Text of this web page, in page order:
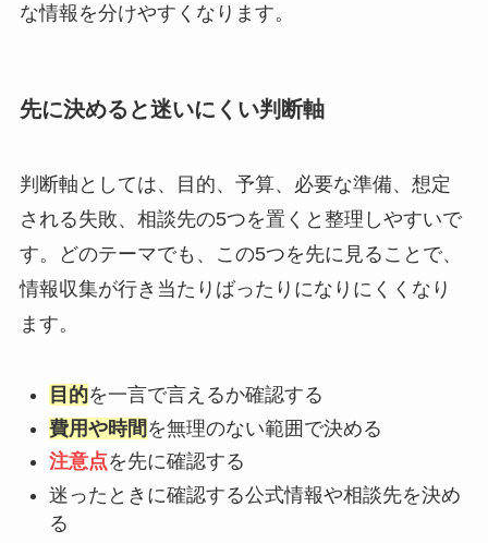
な情報を分けやすくなります。
先に決めると迷いにくい判断軸
判断軸としては、目的、予算、必要な準備、想定
される失敗、相談先の5つを置くと整理しやすいで
す。どのテーマでも、この5つを先に見ることで、
情報収集が行き当たりばったりになりにくくなり
ます。
目的を一言で言えるか確認する
費用や時間 を無理のない範囲で決める
注意点を先に確認する
迷ったときに確認する公式情報や相談先を決め
る